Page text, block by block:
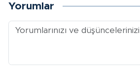
Yorumlar